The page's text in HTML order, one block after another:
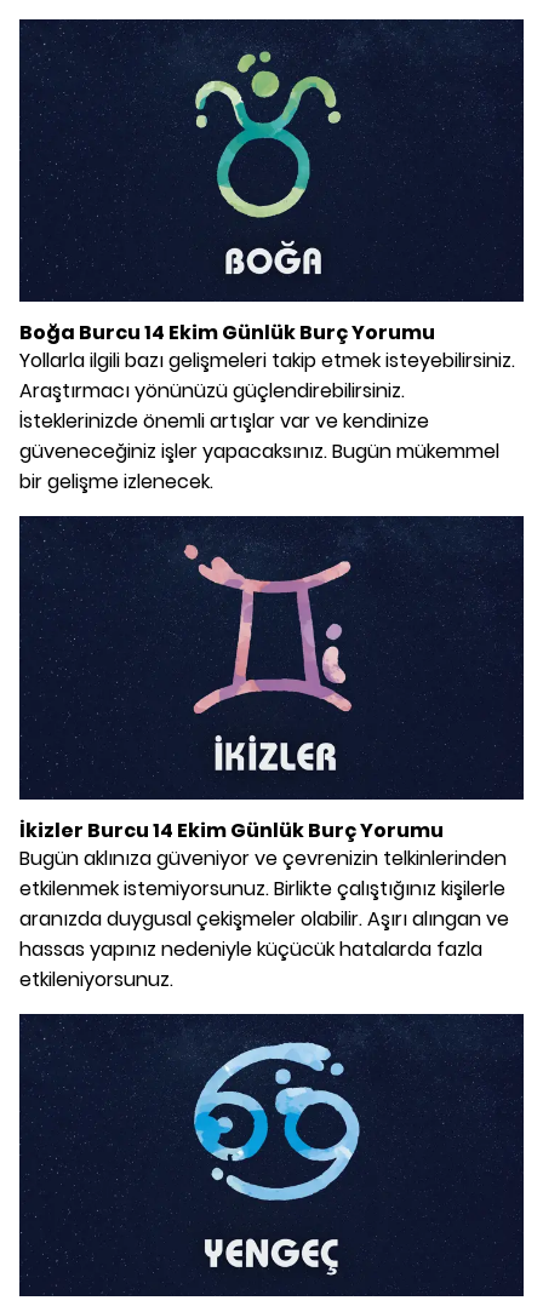
Boğa Burcu 14 Ekim Günlük Burç Yorumu
Yollarla ilgili bazı gelişmeleri takip etmek isteyebilirsiniz.
Araştırmacı yönünüzü güçlendirebilirsiniz.
İsteklerinizde önemli artışlar var ve kendinize
güveneceğiniz işler yapacaksınız. Bugün mükemmel
bir gelişme izlenecek.
İkizler Burcu 14 Ekim Günlük Burç Yorumu
Bugün aklınıza güveniyor ve çevrenizin telkinlerinden
etkilenmek istemiyorsunuz. Birlikte çalıştığınız kişilerle
aranızda duygusal çekişmeler olabilir. Aşırı alıngan ve
hassas yapınız nedeniyle küçücük hatalarda fazla
etkileniyorsunuz.